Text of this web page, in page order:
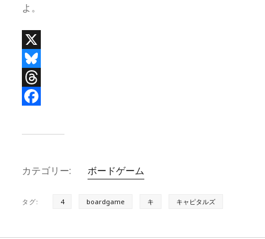
よ。
X
B
l
e
k
T
r
a
s
a
e
o
カテゴリー: ボードゲーム
タグ: 4 boardgame キ キャピタルズ